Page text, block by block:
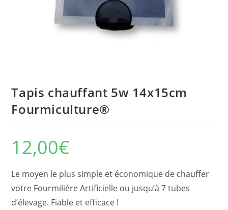
Tapis chauffant 5w 14x15cm
Fourmiculture®
12,00€
Le moyen le plus simple et économique de chauffer
votre Fourmilière Artificielle ou jusqu’à 7 tubes
d’élevage. Fiable et efficace !